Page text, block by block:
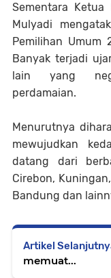
Sementara Ketua
Mulyadi
Pemilihan Umum
Banyak terjadi
lain yang
perdamaian.
Menurutnya
mewujudkan
datang dari
Cirebon,
Bandung dan
Artikel
memuat...